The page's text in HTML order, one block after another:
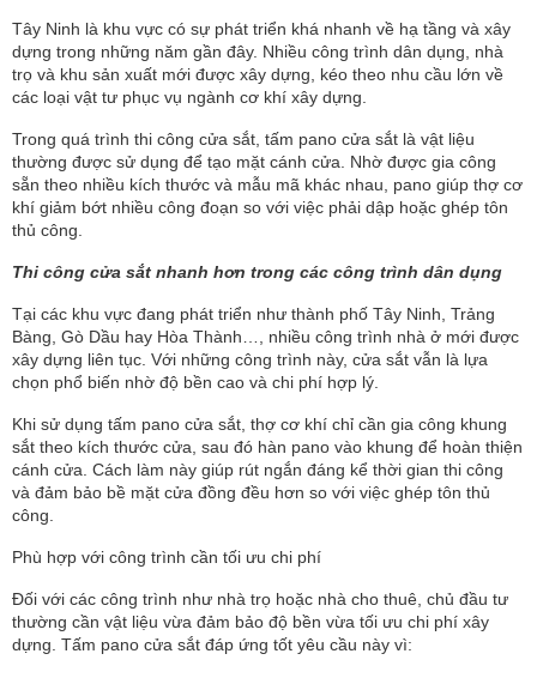
Tây Ninh là khu vực có sự phát triển khá nhanh về hạ tầng và xây
dựng trong những năm gần đây. Nhiều công trình dân dụng, nhà
trọ và khu sản xuất mới được xây dựng, kéo theo nhu cầu lớn về
các loại vật tư phục vụ ngành cơ khí xây dựng.
Trong quá trình thi công cửa sắt, tấm pano cửa sắt là vật liệu
thường được sử dụng để tạo mặt cánh cửa. Nhờ được gia công
sẵn theo nhiều kích thước và mẫu mã khác nhau, pano giúp thợ cơ
khí giảm bớt nhiều công đoạn so với việc phải dập hoặc ghép tôn
thủ công.
Thi công cửa sắt nhanh hơn trong các công trình dân dụng
Tại các khu vực đang phát triển như thành phố Tây Ninh, Trảng
Bàng, Gò Dầu hay Hòa Thành…, nhiều công trình nhà ở mới được
xây dựng liên tục. Với những công trình này, cửa sắt vẫn là lựa
chọn phổ biến nhờ độ bền cao và chi phí hợp lý.
Khi sử dụng tấm pano cửa sắt, thợ cơ khí chỉ cần gia công khung
sắt theo kích thước cửa, sau đó hàn pano vào khung để hoàn thiện
cánh cửa. Cách làm này giúp rút ngắn đáng kể thời gian thi công
và đảm bảo bề mặt cửa đồng đều hơn so với việc ghép tôn thủ
công.
Phù hợp với công trình cần tối ưu chi phí
Đối với các công trình như nhà trọ hoặc nhà cho thuê, chủ đầu tư
thường cần vật liệu vừa đảm bảo độ bền vừa tối ưu chi phí xây
dựng. Tấm pano cửa sắt đáp ứng tốt yêu cầu này vì: